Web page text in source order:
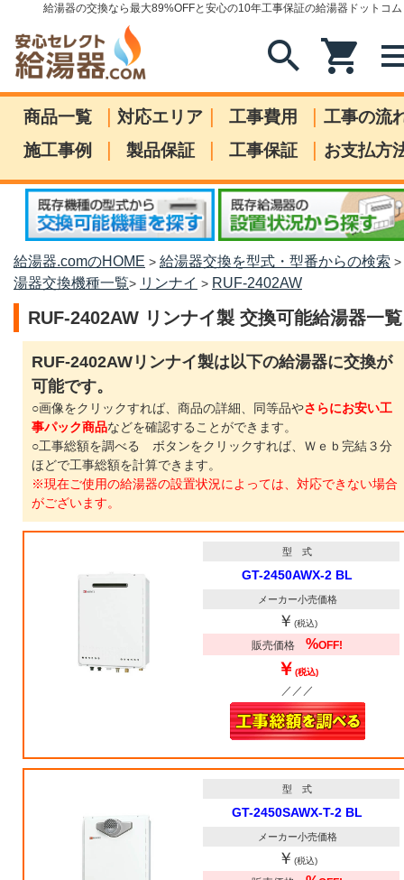
給湯器の交換なら最大89%OFFと安心の10年工事保証の給湯器ドットコム
search shopping_cart
商品一覧 | 対応エリア | 工事費用 | 工事の流
施工事例
| 製品保証 | 工事保証 | お支払方
給湯器.comのHOME > 給湯器交換を型式・型番からの検索 >
湯器交換機種一覧> リンナイ > RUF-2402AW
RUF-2402AW リンナイ製 交換可能給湯器一覧
RUF-2402AWリンナイ製は以下の給湯器に交換が
可能です。
○画像をクリックすれば、商品の詳細、同等品やさらにお安い工
事パック商品などを確認することができます。
○工事総額を調べる ボタンをクリックすれば、Ｗｅｂ完結３分
ほどで工事総額を計算できます。
※現在ご使用の給湯器の設置状況によっては、対応できない場合
がございます。
型 式
GT-2450AWX-2 BL
メーカー小売価格
￥ (税込)
販売価格%OFF!
￥ (税込)
／／／
型 式
GT-2450SAWX-T-2 BL
メーカー小売価格
￥ (税込)